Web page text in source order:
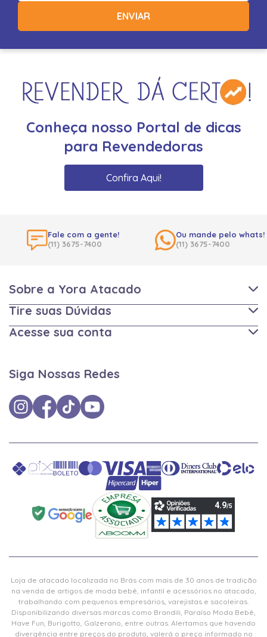
ENVIAR
Conheça nosso Portal de dicas
para Revendedoras
Confira Aqui!
Fale com a gente!
(11) 3675-7400
Ou mande pelo whats!
(11) 3675-7400
Sobre a Yora Atacado
Tire suas Dúvidas
Acesse sua conta
Siga Nossas Redes
Loja de atacado localizada no Brás com mais de 30 anos de tradição
na venda de artigos de moda bebê, infantil e acessórios no atacado,
trabalhando com pequenos empresários, varejistas e sacoleiras.
Disponibilizando diversas marcas como Brandili, Paraíso Moda Bebê,
Have Fun, Burigotto, Galzerano, entre outras. Alertamos que havendo
divergência entre preços do produto, valerá o preço informado no